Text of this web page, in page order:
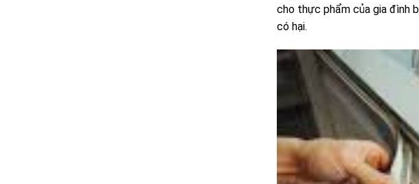
cho thực phẩm của gia đình
có hại.